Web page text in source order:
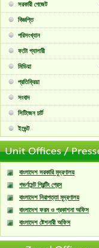
সরকারী গেজেট
বিজ্ঞপ্তি
পরিসংখ্যান
ফটো গ্যালারী
মিডিয়া
প্রতিক্রিয়া
সংবাদ
সিটিজেন চার্ট
ইভেন্ট
বাংলাদেশ সরকারি মুদ্রণালয়
গভর্ণমেন্ট প্রিন্টিং প্রেস
বাংলাদেশ নিরাপত্তা মুদ্রণালয়
বাংলাদেশ ফরম ও প্রকাশনা অফিস
বাংলাদেশ ষ্টেশনারী অফিস